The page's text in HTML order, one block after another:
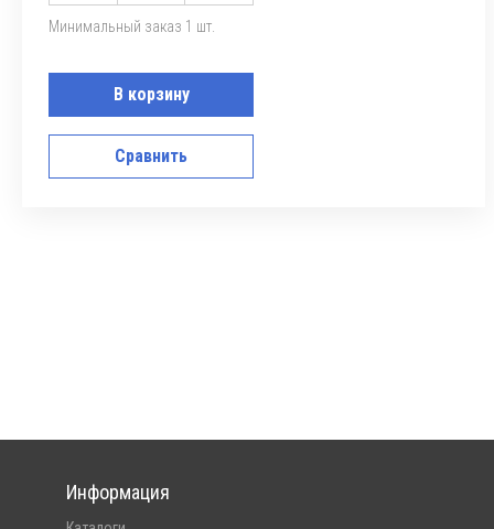
Минимальный заказ 1 шт.
В корзину
Сравнить
Информация